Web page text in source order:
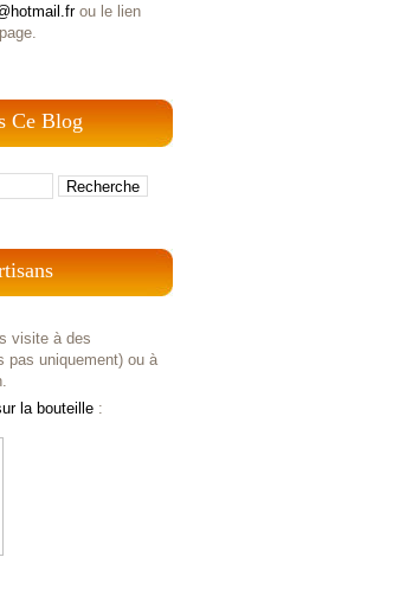
ou le lien
Ce Blog
visite à des
pas uniquement) ou à
la bouteille :